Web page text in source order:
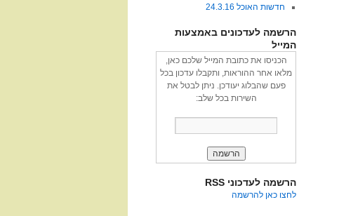
חדשות האוכל 24.3.16
הרשמה לעדכונים באמצעות
המייל
הכניסו את כתובת המייל שלכם כאן,
מלאו אחר ההוראות, ותקבלו עדכון בכל
פעם שהבלוג יעודכן. ניתן לבטל את
השירות בכל שלב:
הרשמה לעדכוני RSS
לחצו כאן להרשמה